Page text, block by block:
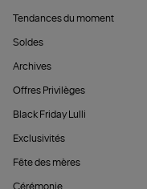
Tendances du moment
Soldes
Archives
Offres Privilèges
Black Friday Lulli
Exclusivités
Fête des mères
Cérémonie